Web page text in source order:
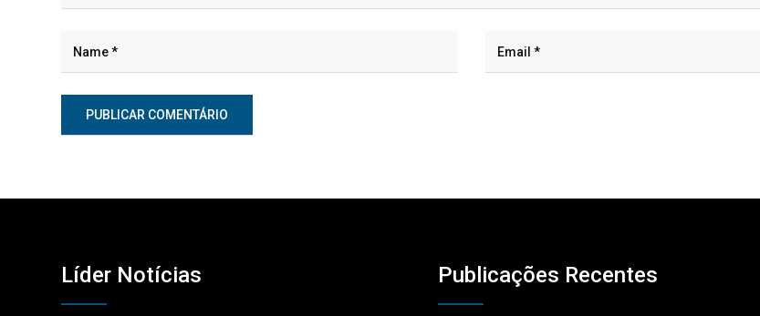
Líder Notícias Publicações Recentes